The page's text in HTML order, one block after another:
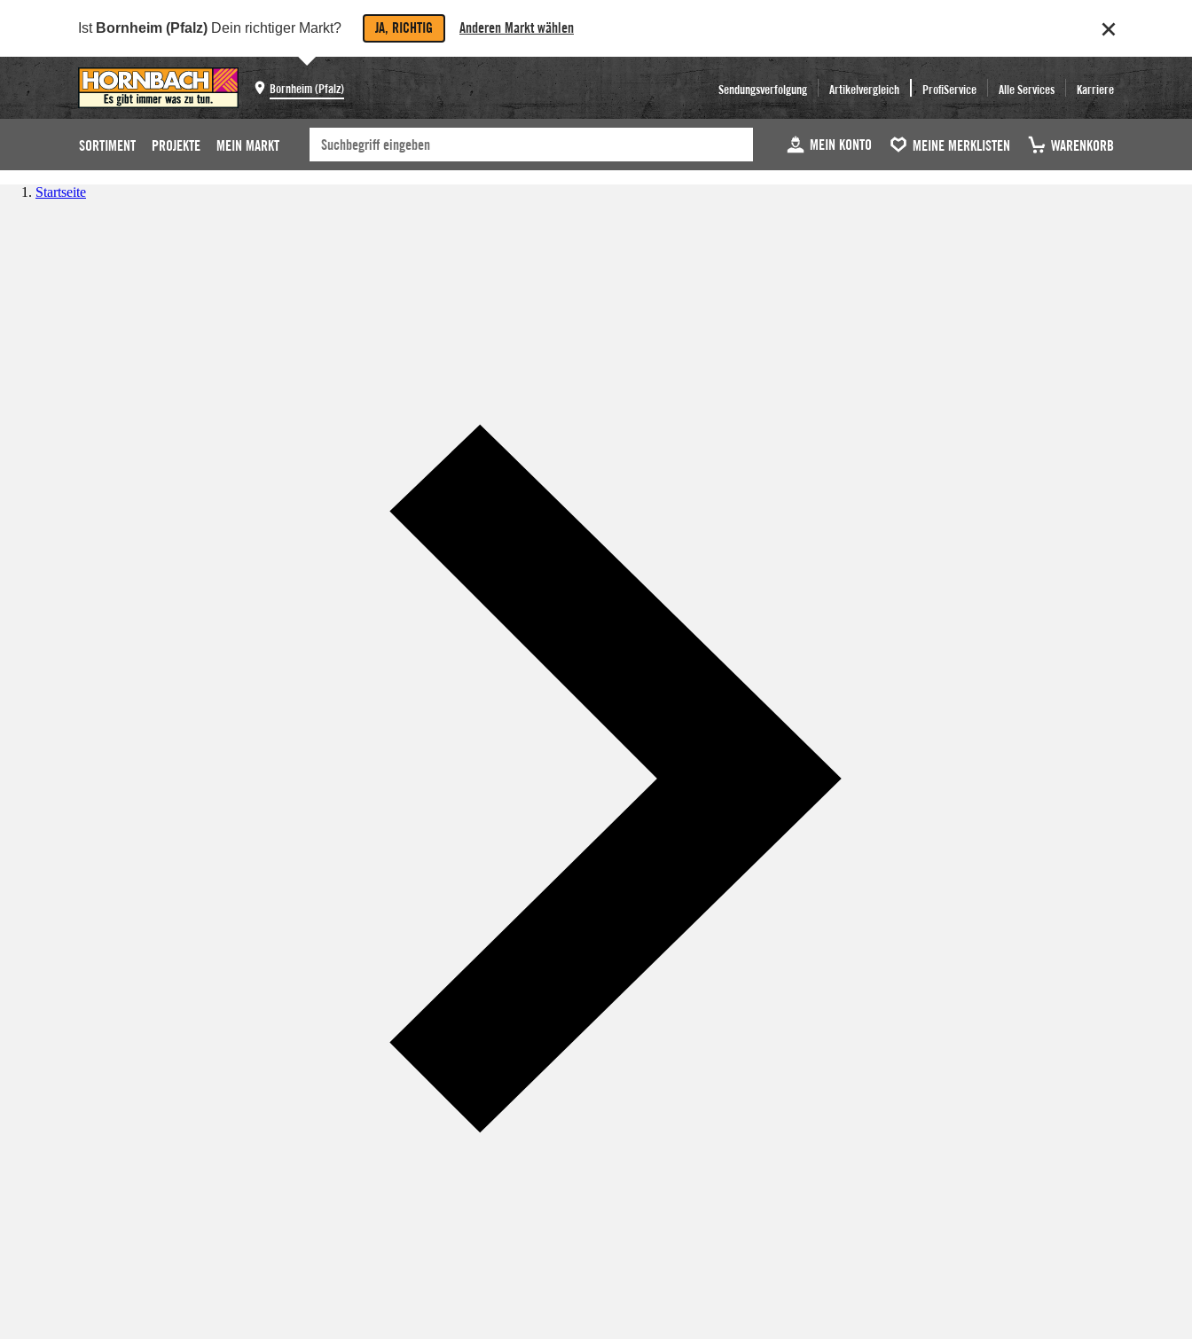
Ist Bornheim (Pfalz) Dein richtiger Markt? JA, RICHTIG Anderen Markt wählen
Bornheim (Pfalz) Sendungsverfolgung Artikelvergleich ProfiService Alle Services Karriere
SORTIMENT PROJEKTE MEIN MARKT MEIN KONTO MEINE MERKLISTEN WARENKORB
Startseite